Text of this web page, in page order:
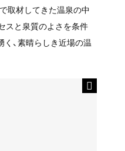
取材してきた温泉の中
スと泉質のよさを条件
く、素晴らしき近場の温